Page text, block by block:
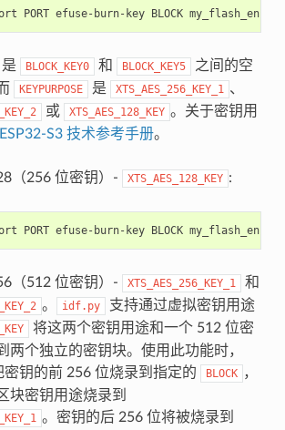
PORT efuse-burn-key BLOCK
是 BLOCK_KEY0 和 BLOCK_KEY5
之间的空
KEYPURPOSE 是 XTS_AES_256_KEY_1 、
或 XTS_AES_128_KEY 。关于密钥用
ESP32-S3 技术参考手册。
（256 位密钥）- XTS_AES_128_KEY :
PORT efuse-burn-key BLOCK
（512 位密钥）- XTS_AES_256_KEY_1 和
。 idf.py 支持通过虚拟密钥用途
将这两个密钥用途和一个 512 位密
两个独立的密钥块。使用此功能时，
密钥的前 256 位烧录到指定的 BLOCK ，
块密钥用途烧录到
。密钥的后 256 位将被烧录到